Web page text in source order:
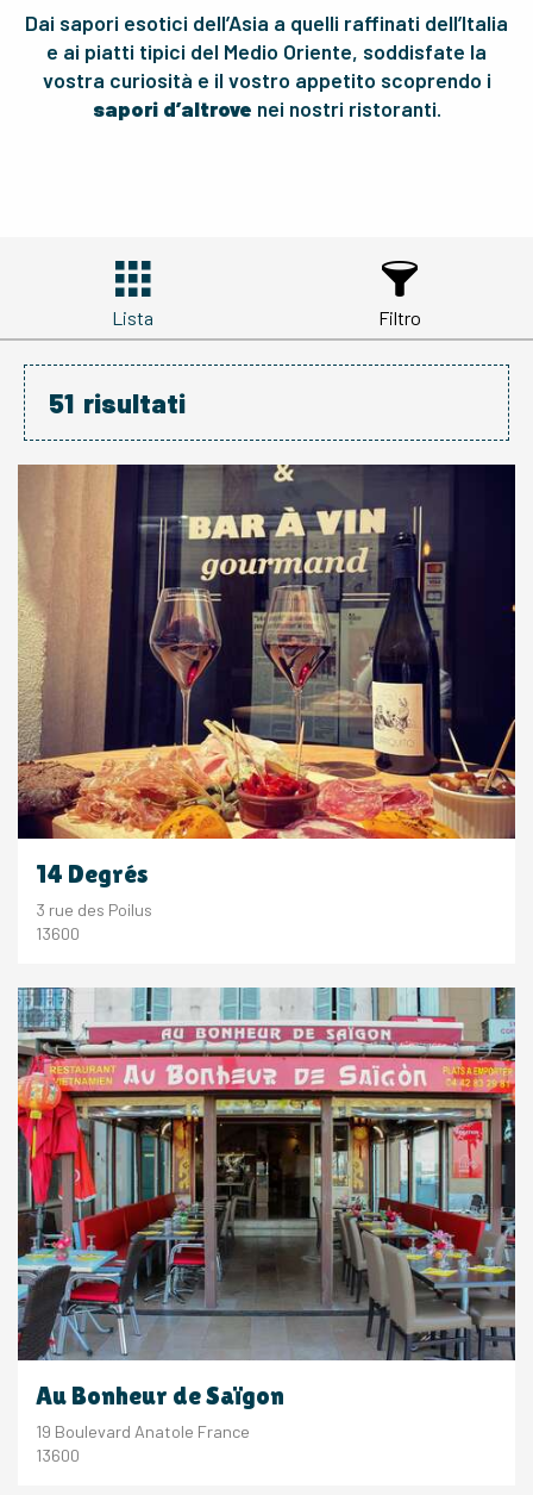
Dai sapori esotici dell’Asia a quelli raffinati dell’Italia
e ai piatti tipici del Medio Oriente, soddisfate la
vostra curiosità e il vostro appetito scoprendo i
sapori d’altrove nei nostri ristoranti.
Lista Filtro
51 risultati
14 Degrés
3 rue des Poilus
13600
Au Bonheur de Saïgon
19 Boulevard Anatole France
13600